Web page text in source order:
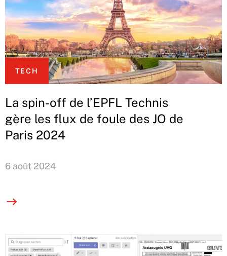
TECH
La spin-off de l’EPFL Technis
gère les flux de foule des JO de
Paris 2024
6 août 2024